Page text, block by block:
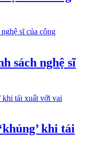
sách nghệ sĩ
khi tái